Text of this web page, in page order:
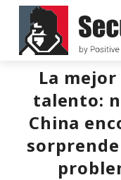
La
talento:
China